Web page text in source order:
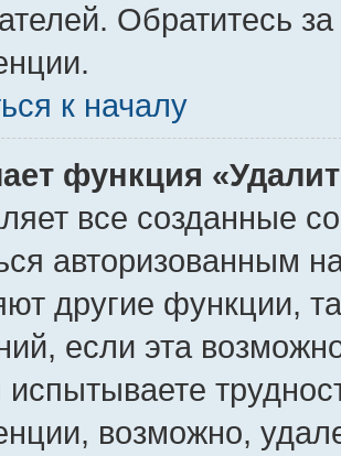
Обратитесь
к началу
функция
все созданные
авторизованным
другие функции,
если эта
возможно,